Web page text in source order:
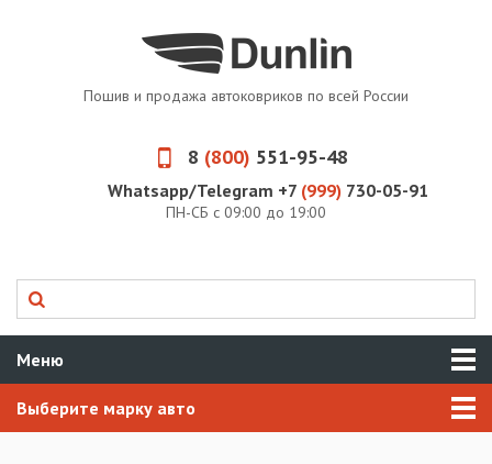
Пошив и продажа автоковриков по всей России
8 (800) 551-95-48
Whatsapp/Telegram +7 (999) 730-05-91
ПН-СБ с 09:00 до 19:00
Меню
Выберите марку авто